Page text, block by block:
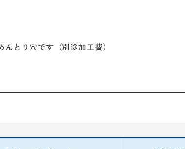
とり穴です（別途加工費）